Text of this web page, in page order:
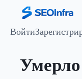
Войти